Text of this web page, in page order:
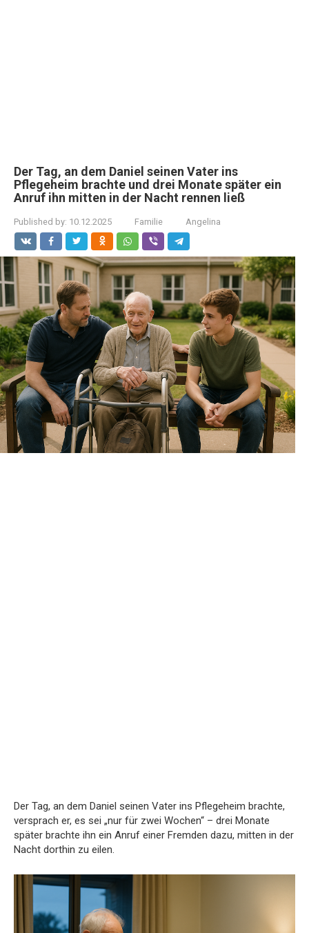
Der Tag, an dem Daniel seinen Vater ins
Pflegeheim brachte und drei Monate später ein
Anruf ihn mitten in der Nacht rennen ließ
Published by: 10.12.2025 Familie Angelina
Der Tag, an dem Daniel seinen Vater ins Pflegeheim brachte,
versprach er, es sei „nur für zwei Wochen“ – drei Monate
später brachte ihn ein Anruf einer Fremden dazu, mitten in der
Nacht dorthin zu eilen.